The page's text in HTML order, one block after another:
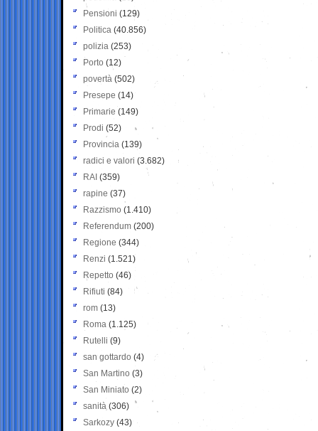
Pensioni (129)
Politica (40.856)
polizia (253)
Porto (12)
povertà (502)
Presepe (14)
Primarie (149)
Prodi (52)
Provincia (139)
radici e valori (3.682)
RAI (359)
rapine (37)
Razzismo (1.410)
Referendum (200)
Regione (344)
Renzi (1.521)
Repetto (46)
Rifiuti (84)
rom (13)
Roma (1.125)
Rutelli (9)
san gottardo (4)
San Martino (3)
San Miniato (2)
sanità (306)
Sarkozy (43)